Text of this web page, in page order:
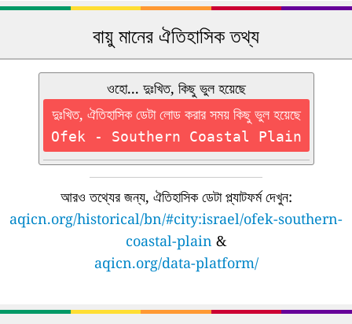
বায়ু মানের ঐতিহাসিক তথ্য
ওহো... দুঃখিত, কিছু ভুল হয়েছে
দুঃখিত, ঐতিহাসিক ডেটা লোড করার সময় কিছু ভুল হয়েছে
Ofek - Southern Coastal Plain
আরও তথ্যের জন্য, ঐতিহাসিক ডেটা প্ল্যাটফর্ম দেখুন:
aqicn.org/historical/bn/#city:israel/ofek-southern-
coastal-plain &
aqicn.org/data-platform/